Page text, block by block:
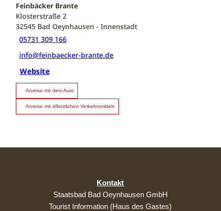
Feinbäcker Brante
Klosterstraße 2
32545 Bad Oeynhausen - Innenstadt
05731 309 166
info@feinbaecker-brante.de
Website
Anreise mit dem Auto
Anreise mit öffentlichen Verkehrsmitteln
Kontakt
Staatsbad Bad Oeynhausen GmbH
Tourist Information (Haus des Gastes)